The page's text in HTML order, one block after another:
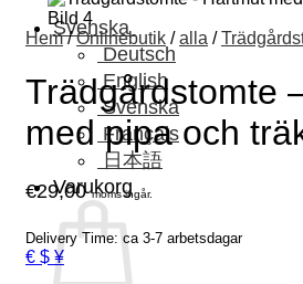
Svenska
Deutsch
English
Svenska
Français
日本語
Varukorg
Hem / Onlinebutik / alla /
Trädgårdstomte
med pipa och
€29,00 moms ingår.
Delivery Time: ca 3-7 arbetsdagar
€ $ ¥